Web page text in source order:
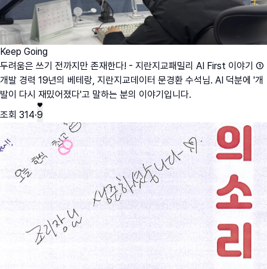
Keep Going
두려움은 쓰기 전까지만 존재한다! - 지란지교패밀리 AI First 이야기 ①
개발 경력 19년의 베테랑, 지란지교데이터 문경환 수석님. AI 덕분에 '개
발이 다시 재밌어졌다'고 말하는 분의 이야기입니다.
조회 314·9